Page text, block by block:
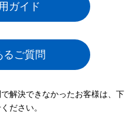
ガイド
るご質問
解決できなかったお客様は、下
ださい。